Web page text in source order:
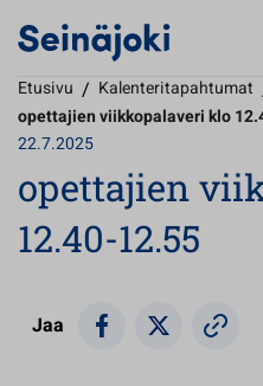
Etusivu / Kalenteritapahtumat
opettajien viikkopalaveri klo
22.7.2025
opettajien
12.40-12.55
Jaa